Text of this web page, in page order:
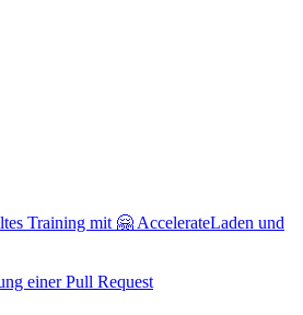
Training mit 🤗 AccelerateLaden und
einer Pull Request